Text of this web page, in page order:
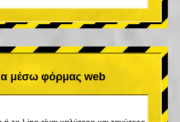
μέσω φόρμας web